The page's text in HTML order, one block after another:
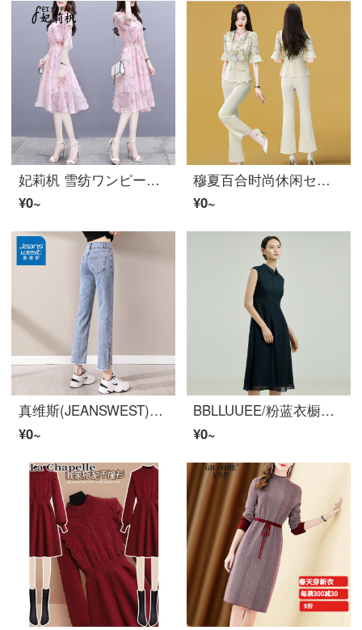
妃莉杋 雪纺ワンピース女装2022年新着商品夏韩版时尚气质显瘦收腰半袖仙女スカート夏天小个子法式修身小碎花ロングスカート 粉色 M
¥0~
穆夏百合时尚休闲セット女トップス两件套セット裤子2022夏装新着商品夏女装气质休闲裤女小脚裤束脚裤烟管裤九分裤 米白色 L
¥0~
真维斯(JEANSWEST)牛仔裤女2022夏 高腰弹力垂坠感九分烟管裤开叉牛仔女裤子JS-03-281008レトロ調蓝L
¥0~
BBLLUUEE/粉蓝衣橱衬衫式优雅收腰ワンピース女2022夏装通勤ノースリーブロングスカート 墨绿 165/40/L
¥0~